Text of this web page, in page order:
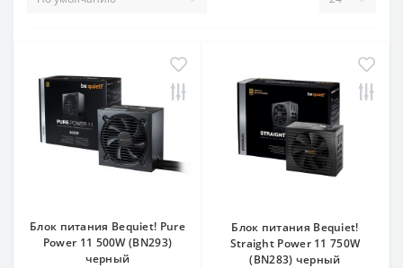
Блок питания Bequiet! Pure
Power 11 500W (BN293)
черный
Блок питания Bequiet!
Straight Power 11 750W
(BN283) черный